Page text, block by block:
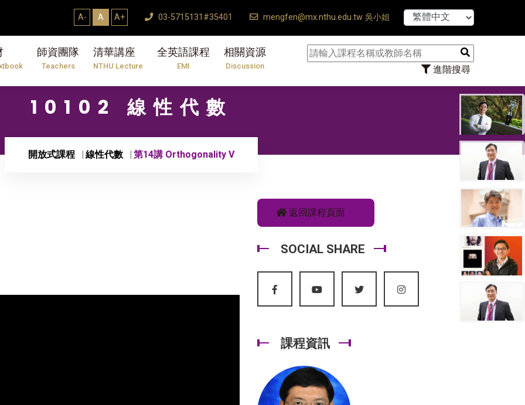
A- A A+ 03-5715131#35401 mengfen@mx.nthu.edu.tw 吳小姐
師資團隊
Teachers
清華講座
NTHU Lecture
全英語課程
EMI
相關資源
Discussion 進階搜尋
【7/31】114學
10102 線性代數
開放式課程 線性代數 第14講 Orthogonality V
返回課程頁面
SOCIAL SHARE
課程資訊